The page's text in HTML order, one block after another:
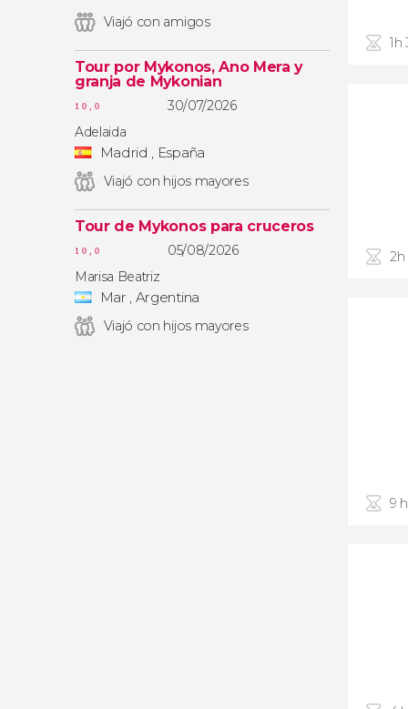
Viajó con amigos
Tour por Mykonos, Ano Mera y
granja de Mykonian
10,0
30/07/2026
Adelaida
Madrid , España
Viajó con hijos mayores
Tour de Mykonos para cruceros
10,0
05/08/2026
Marisa Beatriz
Mar , Argentina
Viajó con hijos mayores
1h
9